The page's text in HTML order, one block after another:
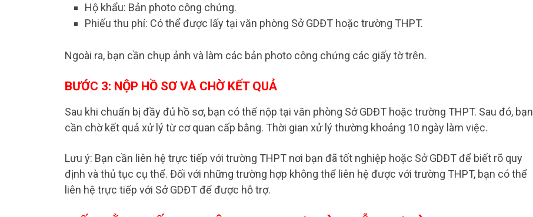
Hộ khẩu: Bản photo công chứng.
Phiếu thu phí: Có thể được lấy tại văn phòng Sở GDĐT hoặc trường THPT.
Ngoài ra, bạn cần chụp ảnh và làm các bản photo công chứng các giấy tờ trên.
BƯỚC 3: NỘP HỒ SƠ VÀ CHỜ KẾT QUẢ
Sau khi chuẩn bị đầy đủ hồ sơ, bạn có thể nộp tại văn phòng Sở GDĐT hoặc trường THPT. Sau đó, bạn
cần chờ kết quả xử lý từ cơ quan cấp bằng. Thời gian xử lý thường khoảng 10 ngày làm việc.
Lưu ý: Bạn cần liên hệ trực tiếp với trường THPT nơi bạn đã tốt nghiệp hoặc Sở GDĐT để biết rõ quy
định và thủ tục cụ thể. Đối với những trường hợp không thể liên hệ được với trường THPT, bạn có thể
liên hệ trực tiếp với Sở GDĐT để được hỗ trợ.